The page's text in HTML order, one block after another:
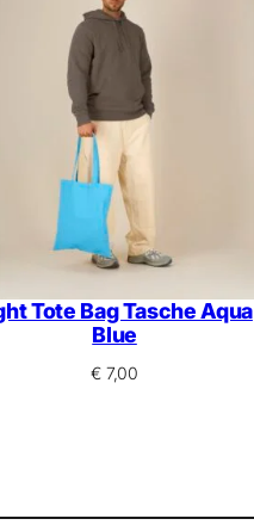
Tote Bag Tasche Aqua
Blue
€7,00